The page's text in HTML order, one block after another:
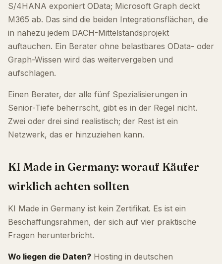
S/4HANA exponiert OData; Microsoft Graph deckt
M365 ab. Das sind die beiden Integrationsflächen, die
in nahezu jedem DACH-Mittelstandsprojekt
auftauchen. Ein Berater ohne belastbares OData- oder
Graph-Wissen wird das weitervergeben und
aufschlagen.
Einen Berater, der alle fünf Spezialisierungen in
Senior-Tiefe beherrscht, gibt es in der Regel nicht.
Zwei oder drei sind realistisch; der Rest ist ein
Netzwerk, das er hinzuziehen kann.
KI Made in Germany: worauf Käufer
wirklich achten sollten
KI Made in Germany ist kein Zertifikat. Es ist ein
Beschaffungsrahmen, der sich auf vier praktische
Fragen herunterbricht.
Wo liegen die Daten? Hosting in deutschen